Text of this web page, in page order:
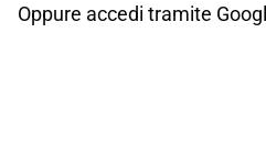
Oppure accedi tramite